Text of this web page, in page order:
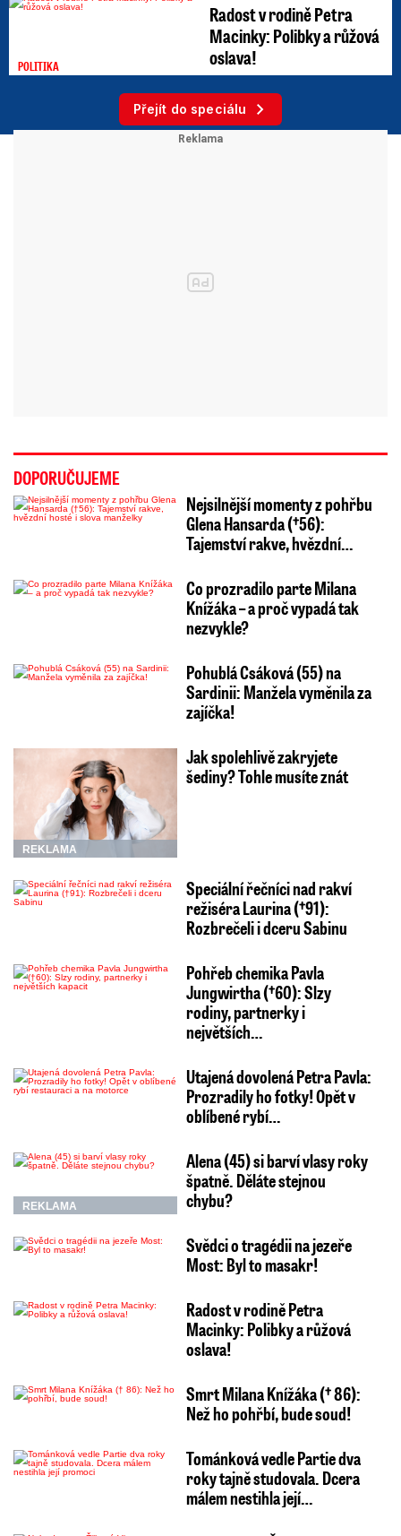
POLITIKA
Radost v rodině Petra
Macinky: Polibky a růžová
oslava!
Přejít do speciálu
DOPORUČUJEME
Nejsilnější momenty z pohřbu
Glena Hansarda (†56):
Tajemství rakve, hvězdní…
Co prozradilo parte Milana
Knížáka – a proč vypadá tak
nezvykle?
Pohublá Csáková (55) na
Sardinii: Manžela vyměnila za
zajíčka!
REKLAMA
Jak spolehlivě zakryjete
šediny? Tohle musíte znát
Speciální řečníci nad rakví
režiséra Laurina (†91):
Rozbrečeli i dceru Sabinu
Pohřeb chemika Pavla
Jungwirtha (†60): Slzy
rodiny, partnerky i
největších…
Utajená dovolená Petra Pavla:
Prozradily ho fotky! Opět v
oblíbené rybí…
REKLAMA
Alena (45) si barví vlasy roky
špatně. Děláte stejnou
chybu?
Svědci o tragédii na jezeře
Most: Byl to masakr!
Radost v rodině Petra
Macinky: Polibky a růžová
oslava!
Smrt Milana Knížáka († 86):
Než ho pohřbí, bude soud!
Tománková vedle Partie dva
roky tajně studovala. Dcera
málem nestihla její…